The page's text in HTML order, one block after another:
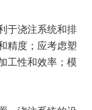
于浇注系统和排
精度；应考虑塑
工性和效率；模